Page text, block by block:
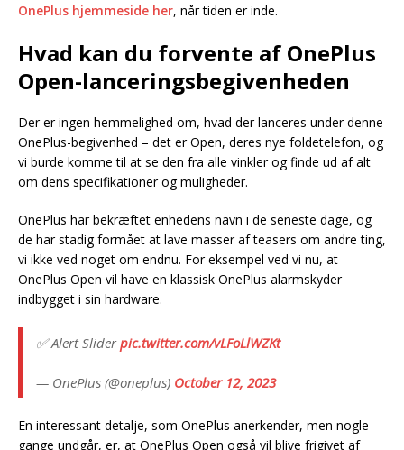
OnePlus hjemmeside her, når tiden er inde.
Hvad kan du forvente af OnePlus
Open-lanceringsbegivenheden
Der er ingen hemmelighed om, hvad der lanceres under denne
OnePlus-begivenhed – det er Open, deres nye foldetelefon, og
vi burde komme til at se den fra alle vinkler og finde ud af alt
om dens specifikationer og muligheder.
OnePlus har bekræftet enhedens navn i de seneste dage, og
de har stadig formået at lave masser af teasers om andre ting,
vi ikke ved noget om endnu. For eksempel ved vi nu, at
OnePlus Open vil have en klassisk OnePlus alarmskyder
indbygget i sin hardware.
✅ Alert Sliderpic.twitter.com/vLFoLlWZKt
— OnePlus (@oneplus) October 12, 2023
En interessant detalje, som OnePlus anerkender, men nogle
gange undgår, er, at OnePlus Open også vil blive frigivet af